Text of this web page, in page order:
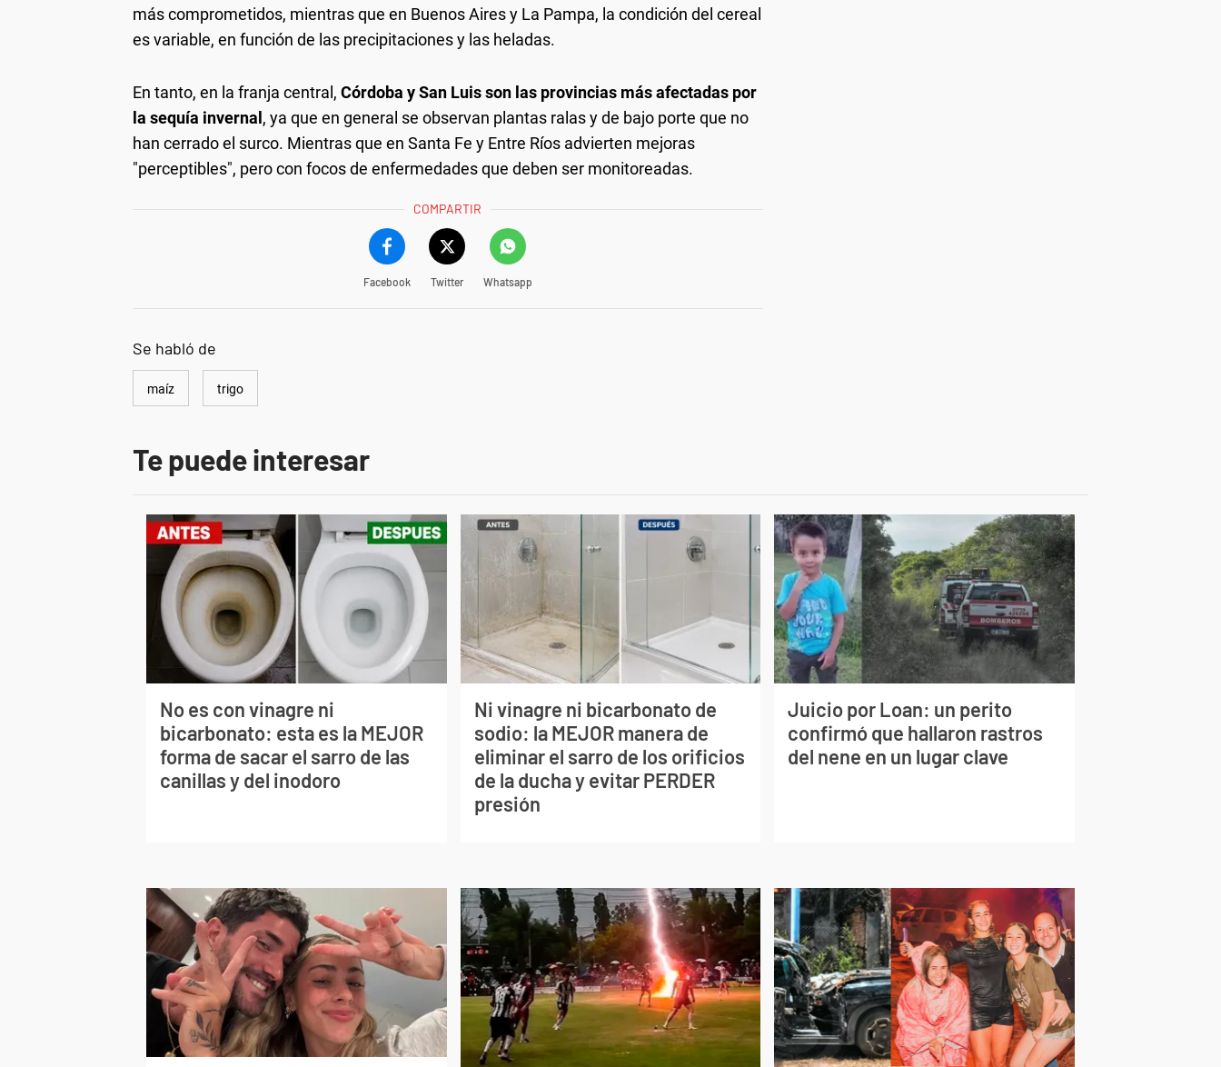
más comprometidos, mientras que en Buenos Aires y La Pampa, la condición del cereal
es variable, en función de las precipitaciones y las heladas.
En tanto, en la franja central, Córdoba y San Luis son las provincias más afectadas por
la sequía invernal , ya que en general se observan plantas ralas y de bajo porte que no
han cerrado el surco. Mientras que en Santa Fe y Entre Ríos advierten mejoras
"perceptibles", pero con focos de enfermedades que deben ser monitoreadas.
COMPARTIR
Facebook Twitter Whatsapp
Se habló de
maíz trigo
Te puede interesar
No es con vinagre ni
bicarbonato: esta es la MEJOR
forma de sacar el sarro de las
canillas y del inodoro
Ni vinagre ni bicarbonato de
sodio: la MEJOR manera de
eliminar el sarro de los orificios
de la ducha y evitar PERDER
presión
Juicio por Loan: un perito
confirmó que hallaron rastros
del nene en un lugar clave